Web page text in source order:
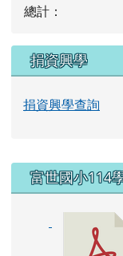
總計：
捐資興學
捐資興學查詢
右邊區域內
富世國小114